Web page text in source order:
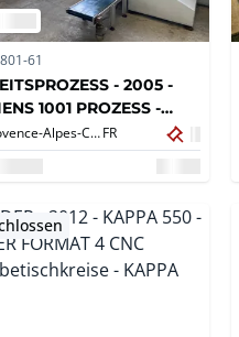
61
- 2005 -
1001 PROZESS -
1001
Provence-Alpes-Côte d'Azur,FR